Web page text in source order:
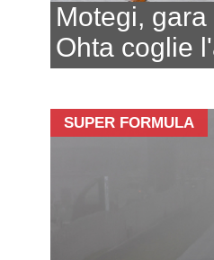
Motegi, gara
Ohta coglie
SUPER FORMULA